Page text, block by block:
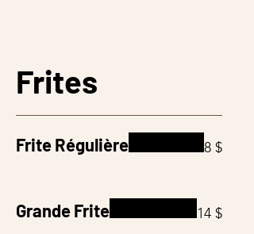
Frites
Frite Régulière 8 $
Grande Frite 14 $